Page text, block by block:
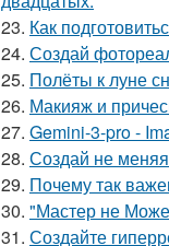
23. Как
24. Создай
25. Полёты к луне
26. Макияж и
27. Gemini-3-pro -
28. Создай не
29. Почему так
30. "Мастер не
31. Создайте